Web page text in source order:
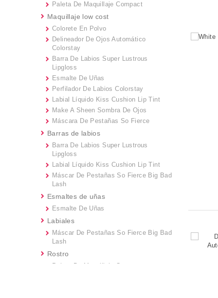
Paleta De Maquillaje Compact
Maquillaje low cost
Colorete En Polvo
Delineador De Ojos Automático
Colorstay
Barra De Labios Super Lustrous
Lipgloss
Esmalte De Uñas
Perfilador De Labios Colorstay
Labial Líquido Kiss Cushion Lip Tint
Make A Sheen Sombra De Ojos
Máscara De Pestañas So Fierce
Barras de labios
Barra De Labios Super Lustrous
Lipgloss
Labial Líquido Kiss Cushion Lip Tint
Máscar De Pestañas So Fierce Big Bad
Lash
Esmaltes de uñas
Esmalte De Uñas
Labiales
Máscar De Pestañas So Fierce Big Bad
Lash
Rostro
Paleta De Maquillaje Compact